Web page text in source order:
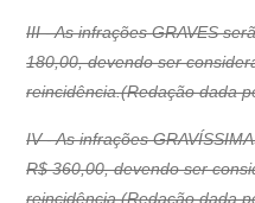
III - As infrações GRAVES
180,00, devendo ser
reincidência.(Redação dada
IV - As infrações
R$ 360,00, devendo ser
reincidência.(Redação dada